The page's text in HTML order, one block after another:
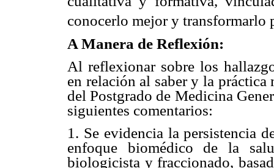
conocerlo mejor y transformarlo
A Manera de Reflexión:
Al reflexionar sobre los
en relación al saber y la práctica
del Postgrado de Medicina
siguientes comentarios:
1. Se evidencia la persistencia
enfoque biomédico de la
biologicista y fraccionado,